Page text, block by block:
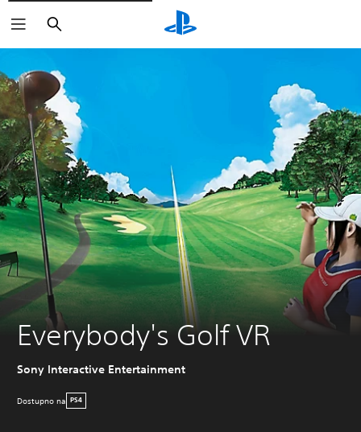
Pretraga
Everybody's Golf VR
Sony Interactive Entertainment
Dostupno na PS4